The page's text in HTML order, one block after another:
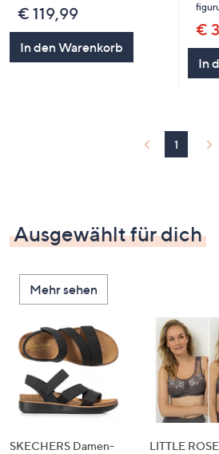
€ 119,99
In den Warenkorb
€
In
1
Ausgewählt für dich
Mehr sehen
SKECHERS Damen-
LITTLE